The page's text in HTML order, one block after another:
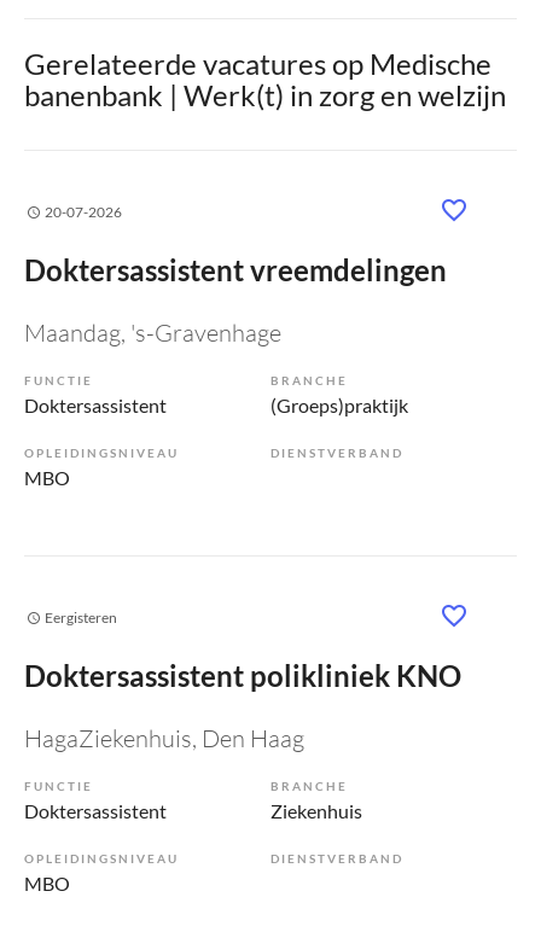
Gerelateerde vacatures op Medische
banenbank | Werk(t) in zorg en welzijn
20-07-2026
Doktersassistent vreemdelingen
Maandag, 's-Gravenhage
FUNCTIE
Doktersassistent
BRANCHE
(Groeps)praktijk
OPLEIDINGSNIVEAU
MBO
DIENSTVERBAND
Eergisteren
Doktersassistent polikliniek KNO
HagaZiekenhuis, Den Haag
FUNCTIE
Doktersassistent
BRANCHE
Ziekenhuis
OPLEIDINGSNIVEAU
MBO
DIENSTVERBAND